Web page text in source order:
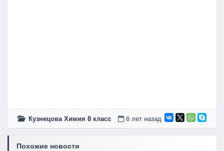
Кузнецова Химия 8 класc 6 лет назад
Похожие новости